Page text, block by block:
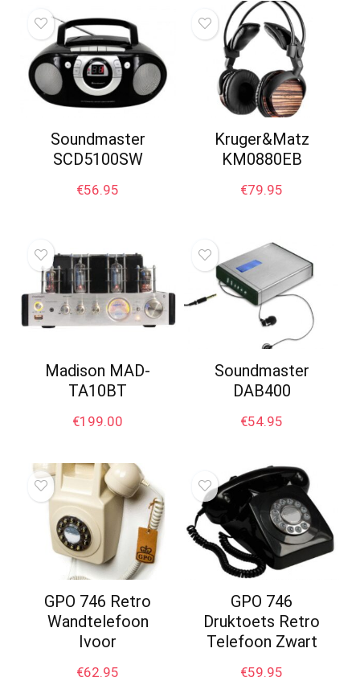
Soundmaster
SCD5100SW
€56.95
Kruger&Matz
KM0880EB
€79.95
Madison MAD-
TA10BT
€199.00
Soundmaster
DAB400
€54.95
GPO 746 Retro
Wandtelefoon
Ivoor
€62.95
GPO 746
Druktoets Retro
Telefoon Zwart
€59.95